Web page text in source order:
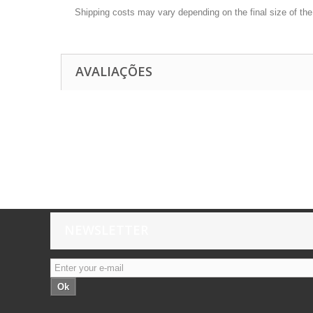
Shipping costs may vary depending on the final size of
AVALIAÇÕES
Ok